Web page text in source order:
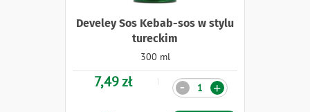
Develey Sos Kebab-sos w stylu
tureckim
300 ml
7,49 zł Ilość +
-